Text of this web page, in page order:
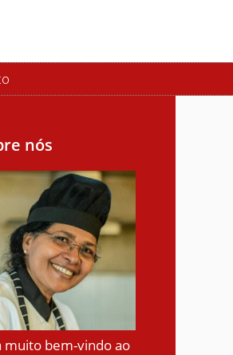
nós
muito bem-vindo ao